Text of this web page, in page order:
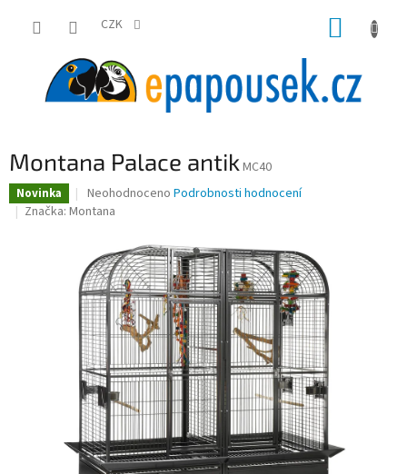
CZK
Montana Palace antik MC40
Novinka
Průměrné
hodnocení
0,0
z
5
hvězdiček.
Neohodnoceno Podrobnosti hodnocení
Značka: Montana